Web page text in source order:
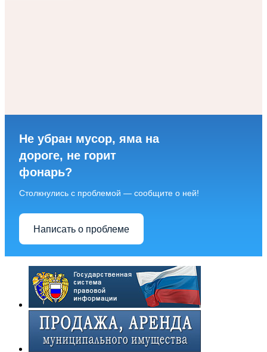
Не убран мусор, яма на
дороге, не горит
фонарь?
Столкнулись с проблемой — сообщите о ней!
Написать о проблеме